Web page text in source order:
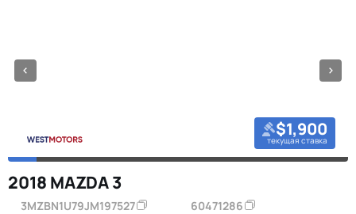
$1,900
текущая ставка
2018 MAZDA 3
3MZBN1U79JM197527 60471286